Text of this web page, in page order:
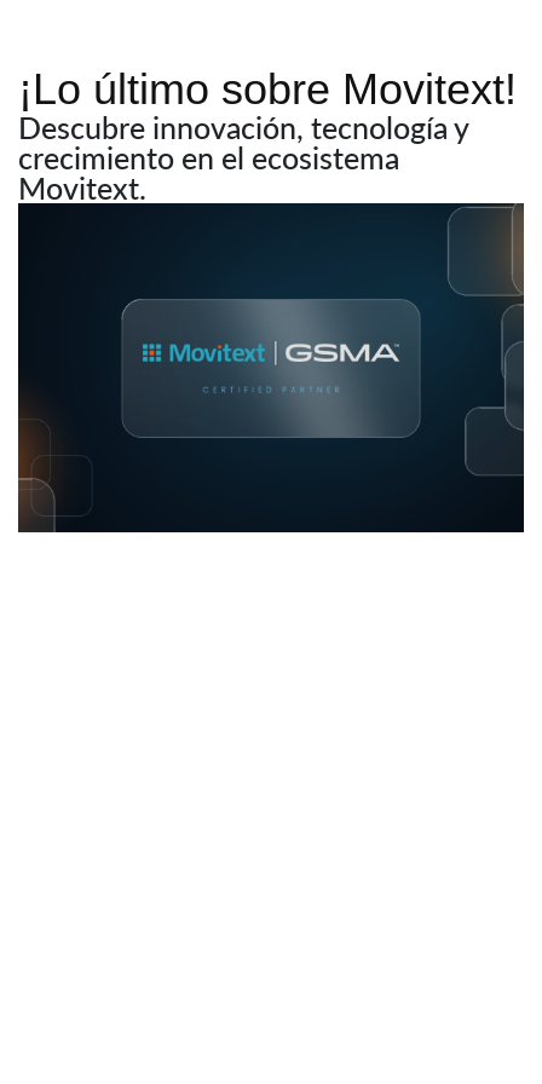
¡Lo último sobre Movitext!
Descubre innovación, tecnología y
crecimiento en el ecosistema
Movitext.